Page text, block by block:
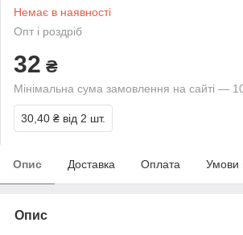
Немає в наявності
Опт і роздріб
32 ₴
Мінімальна сума замовлення на сайті —
30,40 ₴ від 2 шт.
Опис Доставка Оплата Умови
Опис